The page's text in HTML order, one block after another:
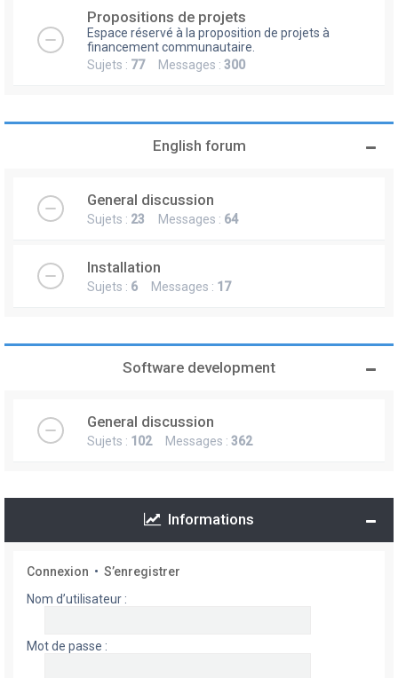
Propositions de projets
Espace réservé à la proposition de projets à
financement communautaire.
Sujets : 77Messages : 300
English forum
General discussion
Sujets : 23 Messages : 64
Installation
Sujets : 6 Messages : 17
Software development
General discussion
Sujets : 102Messages : 362
Informations
Connexion • S’enregistrer
Nom d’utilisateur :
Mot de passe :